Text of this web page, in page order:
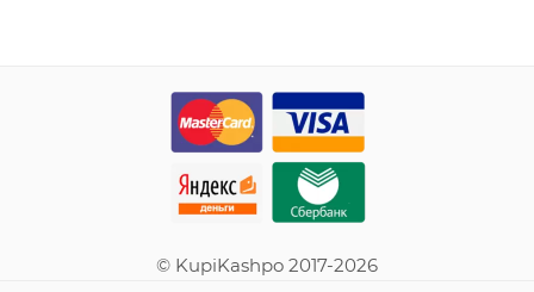
© KupiKashpo 2017-2026